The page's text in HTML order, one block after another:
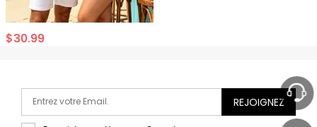
$30.99
REJOIGNEZ